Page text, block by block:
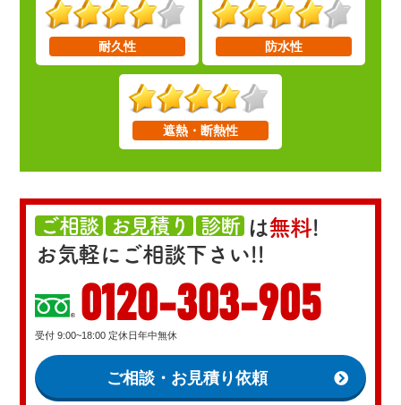
耐久性 防水性
遮熱・断熱性
ご相談 お見積り 診断 は無料!
お気軽にご相談下さい!!
0120-303-905
受付 9:00~18:00 定休日年中無休
ご相談・お見積り依頼